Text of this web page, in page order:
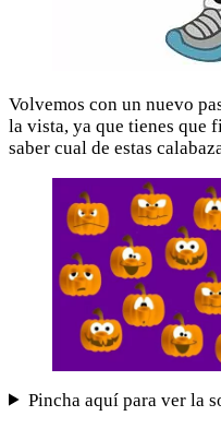
Volvemos con un nuevo
la vista, ya que tienes que
saber cual de estas
Pincha aquí para ver la